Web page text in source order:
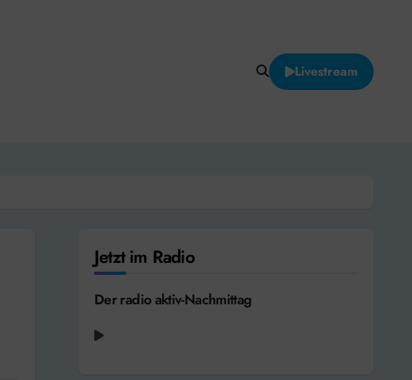
Livestream
Jetzt im Radio
Der radio aktiv-Nachmittag